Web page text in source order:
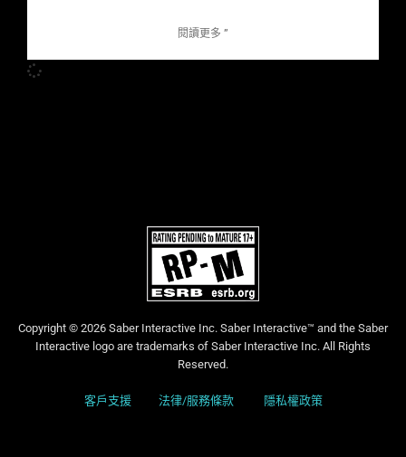
閱讀更多 ”
Copyright © 2026 Saber Interactive Inc. Saber Interactive™ and the Saber
Interactive logo are trademarks of Saber Interactive Inc. All Rights
Reserved.
客戶支援 法律/服務條款 隱私權政策